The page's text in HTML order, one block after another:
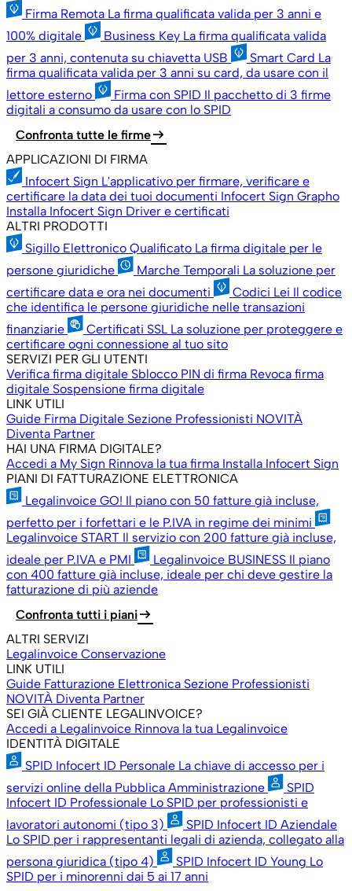
Firma Remota La firma qualificata valida per 3 anni e
100% digitale
Business Key La firma qualificata valida
per 3 anni, contenuta su chiavetta USB
Smart Card La
firma qualificata valida per 3 anni su card, da usare con il
lettore esterno
Firma con SPID Il pacchetto di 3 firme
digitali a consumo da usare con lo SPID
Confronta tutte le firmearrow_right_alt
APPLICAZIONI DI FIRMA
Infocert Sign L'applicativo per firmare, verificare e
certificare la data dei tuoi documenti Infocert Sign Grapho
Installa Infocert Sign Driver e certificati
ALTRI PRODOTTI
Sigillo Elettronico Qualificato La firma digitale per le
persone giuridiche
Marche Temporali La soluzione per
certificare data e ora nei documenti
Codici Lei Il codice
che identifica le persone giuridiche nelle transazioni
finanziarie
Certificati SSL La soluzione per proteggere e
certificare ogni connessione al tuo sito
SERVIZI PER GLI UTENTI
Verifica firma digitale Sblocco PIN di firma Revoca firma
digitale Sospensione firma digitale
LINK UTILI
Guide Firma Digitale Sezione Professionisti NOVITÀ
Diventa Partner
HAI UNA FIRMA DIGITALE?
Accedi a My Sign Rinnova la tua firma Installa Infocert Sign
PIANI DI FATTURAZIONE ELETTRONICA
Legalinvoice GO! Il piano con 50 fatture già incluse,
perfetto per i forfettari e le P.IVA in regime dei minimi
Legalinvoice START Il servizio con 200 fatture già incluse,
ideale per P.IVA e PMI
Legalinvoice BUSINESS Il piano
con 400 fatture già incluse, ideale per chi deve gestire la
fatturazione di più aziende
Confronta tutti i pianiarrow_right_alt
ALTRI SERVIZI
Legalinvoice Conservazione
LINK UTILI
Guide Fatturazione Elettronica Sezione Professionisti
NOVITÀ Diventa Partner
SEI GIÀ CLIENTE LEGALINVOICE?
Accedi a Legalinvoice Rinnova la tua Legalinvoice
IDENTITÀ DIGITALE
SPID Infocert ID Personale La chiave di accesso per i
servizi online della Pubblica Amministrazione
SPID
Infocert ID Professionale Lo SPID per professionisti e
lavoratori autonomi (tipo 3)
SPID Infocert ID Aziendale
Lo SPID per i rappresentanti legali di azienda, collegato alla
persona giuridica (tipo 4)
SPID Infocert ID Young Lo
SPID per i minorenni dai 5 ai 17 anni